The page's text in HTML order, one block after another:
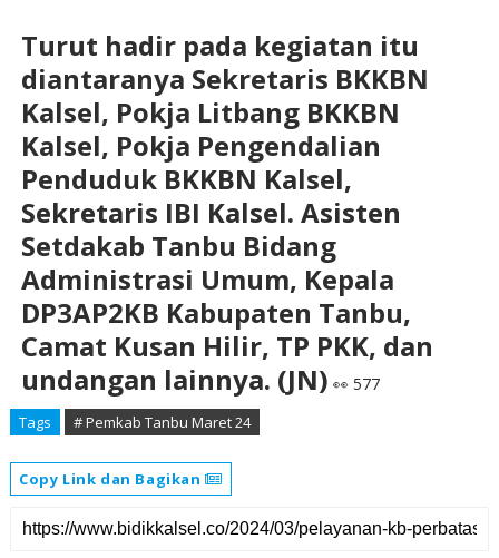
Turut hadir pada kegiatan itu
diantaranya Sekretaris BKKBN
Kalsel, Pokja Litbang BKKBN
Kalsel, Pokja Pengendalian
Penduduk BKKBN Kalsel,
Sekretaris IBI Kalsel. Asisten
Setdakab Tanbu Bidang
Administrasi Umum, Kepala
DP3AP2KB Kabupaten Tanbu,
Camat Kusan Hilir, TP PKK, dan
undangan lainnya. (JN) 👀 577
Tags # Pemkab Tanbu Maret 24
Copy Link dan Bagikan